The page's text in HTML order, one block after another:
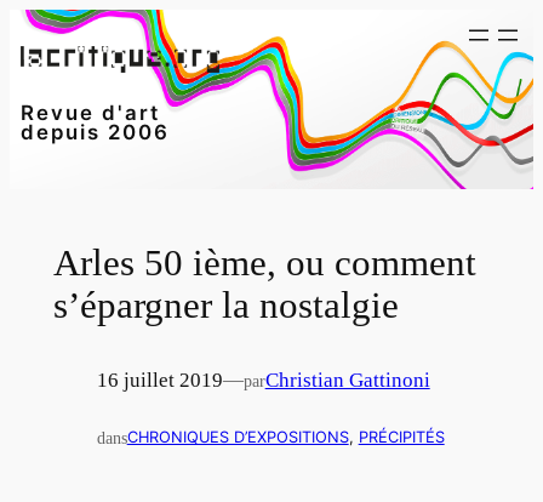
Aller
au
Revue d'art
depuis 2006
Arles 50 ième, ou comment
s’épargner la nostalgie
16 juillet 2019—parChristian Gattinoni
dansCHRONIQUES D’EXPOSITIONS, PRÉCIPITÉS